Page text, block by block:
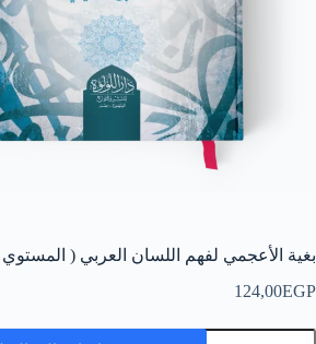
بغية الأعجمي لفهم اللسان العربي ( المستوي
124,00EGP
كمية